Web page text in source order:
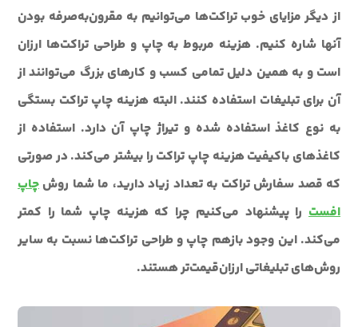
از دیگر مزایای خوب تراکت‌ها می‌توانیم به مقرون‌به‌صرفه بودن
آنها شاره کنیم. هزینه مربوط به چاپ و طراحی تراکت‌ها ارزان
است و به همین دلیل تمامی کسب و کارهای بزرگ می‌توانند از
آن برای تبلیغات استفاده کنند. البته هزینه چاپ تراکت بستگی
به نوع کاغذ استفاده شده و تیراژ چاپ آن دارد. استفاده از
کاغذهای باکیفیت هزینه چاپ تراکت را بیشتر می‌کند. در صورتی
که قصد سفارش تراکت به تعداد زیاد دارید، ما شما روش چاپ
افست را پیشنهاد می‌کنیم چرا که هزینه چاپ شما را کمتر
می‌کند. این وجود بازهم چاپ و طراحی تراکت‌ها نسبت به سایر
روش‌های تبلیغاتی ارزان‌قیمت‌تر هستند.